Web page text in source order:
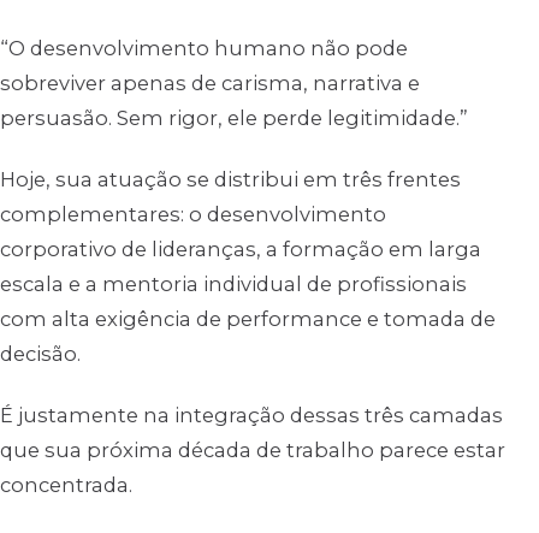
“O desenvolvimento humano não pode
sobreviver apenas de carisma, narrativa e
persuasão. Sem rigor, ele perde legitimidade.”
Hoje, sua atuação se distribui em três frentes
complementares: o desenvolvimento
corporativo de lideranças, a formação em larga
escala e a mentoria individual de profissionais
com alta exigência de performance e tomada de
decisão.
É justamente na integração dessas três camadas
que sua próxima década de trabalho parece estar
concentrada.